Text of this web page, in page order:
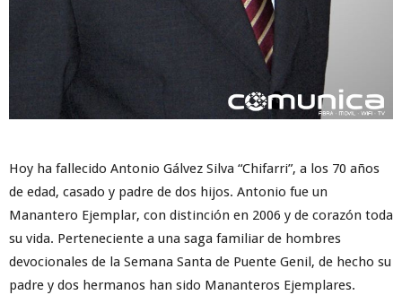
Hoy ha fallecido Antonio Gálvez Silva “Chifarri”, a los 70 años
de edad, casado y padre de dos hijos. Antonio fue un
Manantero Ejemplar, con distinción en 2006 y de corazón toda
su vida. Perteneciente a una saga familiar de hombres
devocionales de la Semana Santa de Puente Genil, de hecho su
padre y dos hermanos han sido Mananteros Ejemplares.